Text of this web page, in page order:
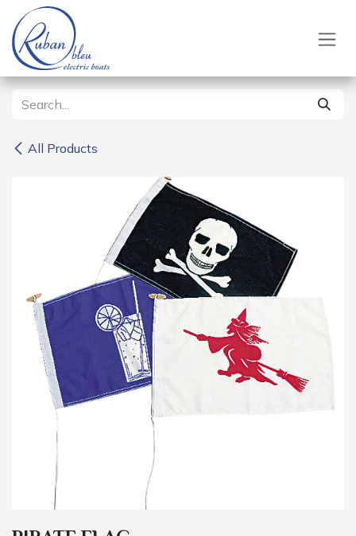
Skip to Content
All Products